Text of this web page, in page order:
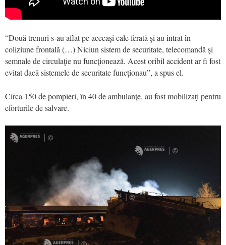
“Două trenuri s-au aflat pe aceeaşi cale ferată şi au intrat în
coliziune frontală (…) Niciun sistem de securitate, telecomandă şi
semnale de circulaţie nu funcţionează. Acest oribil accident ar fi fost
evitat dacă sistemele de securitate funcţionau”, a spus el.
Circa 150 de pompieri, în 40 de ambulanţe, au fost mobilizaţi pentru
eforturile de salvare.